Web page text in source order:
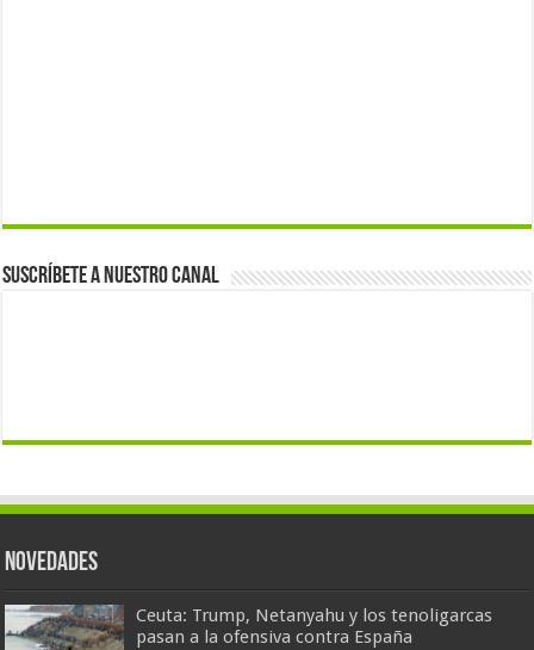
Suscríbete a nuestro canal
Novedades
Ceuta: Trump, Netanyahu y los tenoligarcas
pasan a la ofensiva contra España